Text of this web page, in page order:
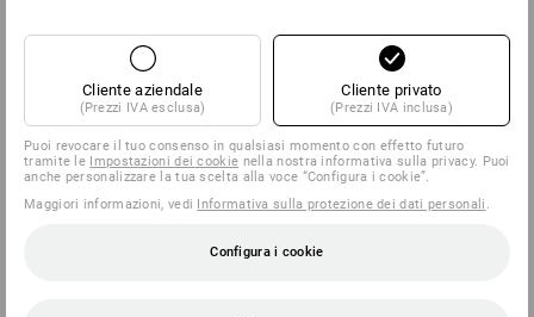
Cliente aziendale
(Prezzi IVA esclusa)
Cliente privato
(Prezzi IVA inclusa)
Puoi revocare il tuo consenso in qualsiasi momento con effetto futuro
tramite le Impostazioni dei cookie nella nostra informativa sulla privacy. Puoi
anche personalizzare la tua scelta alla voce “Configura i cookie”.
Maggiori informazioni, vedi Informativa sulla protezione dei dati personali
Configura i cookie